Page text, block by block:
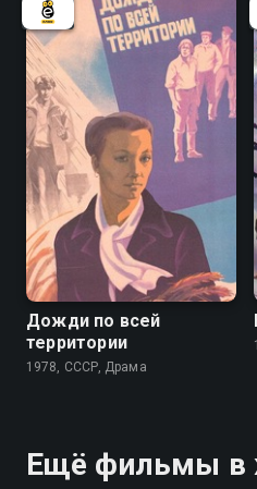
Дожди по всей
территории
1978, СССР, Драма
Ещё фильмы в